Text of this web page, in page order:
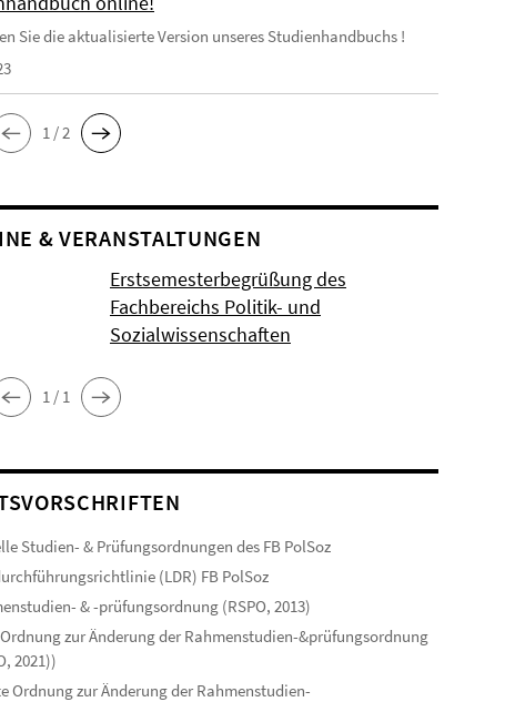
Sie die aktualisierte Version unseres Studienhandbuchs !
1 / 2
& VERANSTALTUNGEN
Erstsemesterbegrüßung des
Fachbereichs Politik- und
Sozialwissenschaften
1 / 1
Studien- & Prüfungsordnungen des FB PolSoz
(LDR) FB PolSoz
& -prüfungsordnung (RSPO, 2013)
zur Änderung der Rahmenstudien-&prüfungsordnung
2021))
Ordnung zur Änderung der Rahmenstudien-